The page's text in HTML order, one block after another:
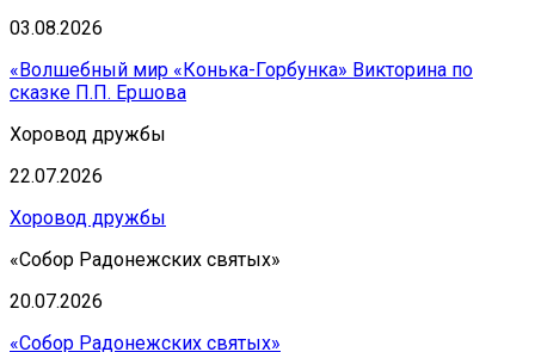
03.08.2026
«Волшебный мир «Конька-Горбунка» Викторина по
сказке П.П. Ершова
Хоровод дружбы
22.07.2026
Хоровод дружбы
«Собор Радонежских святых»
20.07.2026
«Собор Радонежских святых»